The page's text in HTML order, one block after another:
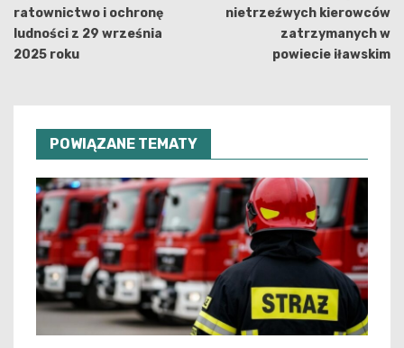
ratownictwo i ochronę
ludności z 29 września
2025 roku
nietrzeźwych kierowców
zatrzymanych w
powiecie iławskim
POWIĄZANE TEMATY